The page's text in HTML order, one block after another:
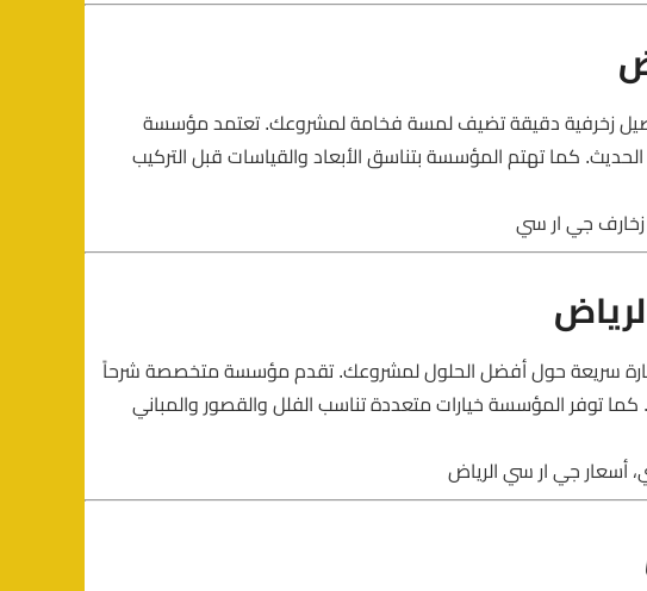
زخرفية دقيقة تضيف لمسة فخامة لمشروعك. تعتمد مؤسسة
كما تهتم المؤسسة بتناسق الأبعاد والقياسات قبل التركيب
سريعة حول أفضل الحلول لمشروعك. تقدم مؤسسة متخصصة شرحاً
كما توفر المؤسسة خيارات متعددة تناسب الفلل والقصور والمباني
أسعار جي ار سي الرياض